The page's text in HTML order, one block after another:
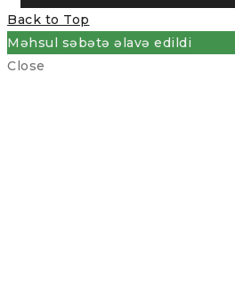
Back to Top
Məhsul səbətə əlavə edildi
Close